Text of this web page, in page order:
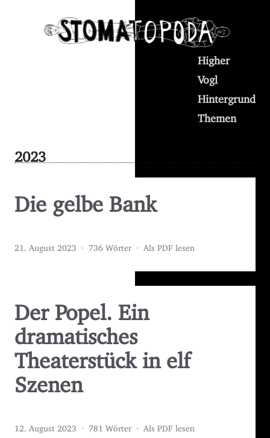
Higher
Vogl
Hintergrund
Themen
2023
Die gelbe Bank
21. August 2023 · 736 Wörter · Als PDF lesen
Der Popel. Ein
dramatisches
Theaterstück in elf
Szenen
12. August 2023 · 781 Wörter · Als PDF lesen